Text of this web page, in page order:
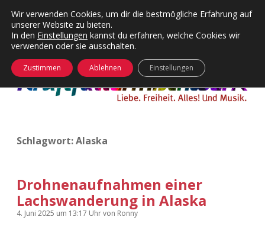
Kategorien
Menü
24 Hours Chilling
Die Wende
KFMW-Disco
Kopfkinomusik
KFMW-Disco
Dates
Menü
öffnen
Adventskalender 2010
facebook
instagram
rss soundcloud
vimeoBluesky
öffnen
Schlagwort:Alaska
Drohnenaufnahmen einer
Lachswanderung in Alaska
4. Juni 2025 um 13:17 Uhrvon Ronny
Wir verwenden Cookies, um dir die bestmögliche Erfahrung auf
unserer Website zu bieten.
In den Einstellungen kannst du erfahren, welche Cookies wir
verwenden oder sie ausschalten.
Zustimmen Ablehnen Einstellungen